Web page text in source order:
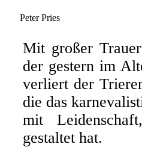
Peter Pries
Mit großer
der gestern im
verliert der
die das
mit
gestaltet hat.